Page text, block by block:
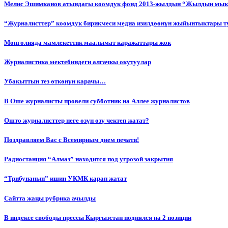
Мелис Эшимканов атындагы коомдук фонд 2013-жылдын “Жылдын
“Журналисттер” коомдук бирикмеси медиа изилдөөнүн жыйынтыктары
Монголияда мамлекеттик маалымат каражаттары жок
Журналистика мектебиндеги алгачкы окутуулар
Убакыттын тез өткөнүн карачы…
В Оше журналисты провели субботник на Аллее журналистов
Ошто журналисттер неге өзүн өзү чектеп жатат?
Поздравляем Вас с Всемирным днем печати!
Радиостанция “Алмаз” находится под угрозой закрытия
“Трибунанын” ишин УКМК карап жатат
Сайтта жаңы рубрика ачылды
В индексе свободы прессы Кыргызстан поднялся на 2 позиции